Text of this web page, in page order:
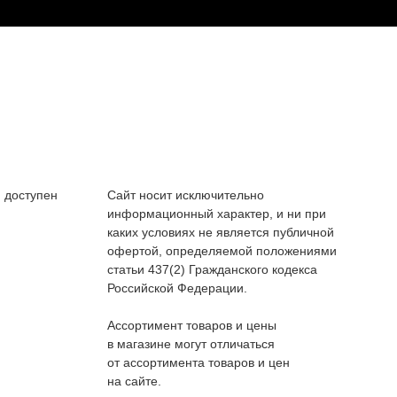
Сайт носит исключительно
информационный характер, и ни при
каких условиях не является публичной
офертой, определяемой положениями
статьи 437(2) Гражданского кодекса
Российской Федерации.
Ассортимент товаров и цены
в магазине могут отличаться
от ассортимента товаров и цен
на сайте.